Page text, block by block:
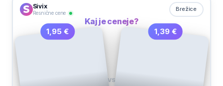
Sivix
Resnične cene
Brežice
Kaj je ceneje?
1,95 €
VS
1,39 €